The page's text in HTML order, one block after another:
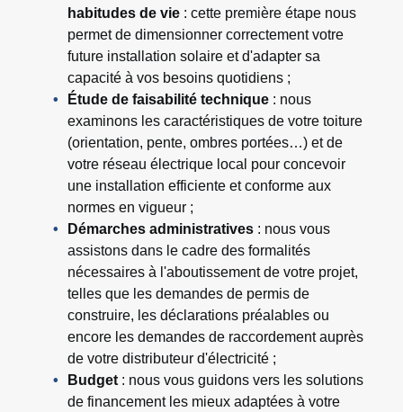
habitudes de vie : cette première étape nous
permet de dimensionner correctement votre
future installation solaire et d'adapter sa
capacité à vos besoins quotidiens ;
Étude de faisabilité technique : nous
examinons les caractéristiques de votre toiture
(orientation, pente, ombres portées…) et de
votre réseau électrique local pour concevoir
une installation efficiente et conforme aux
normes en vigueur ;
Démarches administratives : nous vous
assistons dans le cadre des formalités
nécessaires à l'aboutissement de votre projet,
telles que les demandes de permis de
construire, les déclarations préalables ou
encore les demandes de raccordement auprès
de votre distributeur d'électricité ;
Budget : nous vous guidons vers les solutions
de financement les mieux adaptées à votre